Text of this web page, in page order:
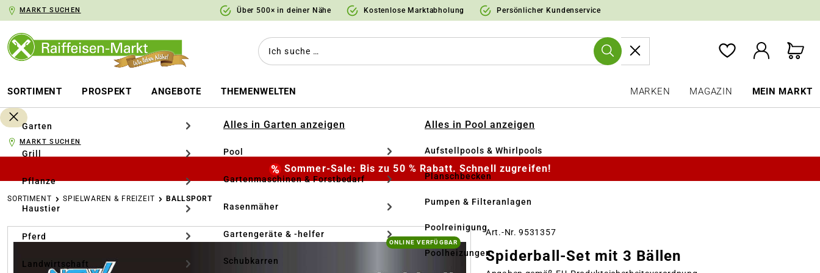
Zur Hauptnavigation springen
MARKT SUCHEN Über 500× in deiner Nähe Kostenlose Marktabholung Persönlicher Kundenservice
SORTIMENT PROSPEKT ANGEBOTE THEMENWELTEN MARKEN MAGAZIN MEIN MARKT
Garten
Grill
Pflanze
Haustier
Pferd
Landwirtschaft
Alles in Garten anzeigen
Pool
Gartenmaschinen & Forstbedarf
Rasenmäher
Gartengeräte & -helfer
Schubkarren
Alles in Pool anzeigen
Aufstellpools & Whirlpools
Planschbecken
Pumpen & Filteranlagen
Poolreinigung
Poolheizungen
MARKT SUCHEN
Sommer-Sale: Bis zu 50 % Rabatt. Schnell zugreifen!
SORTIMENT SPIELWAREN & FREIZEIT BALLSPORT
Bildergalerie überspringen
ONLINE VERFÜGBAR
Art.-Nr. 9531357
Spiderball-Set mit 3 Bällen